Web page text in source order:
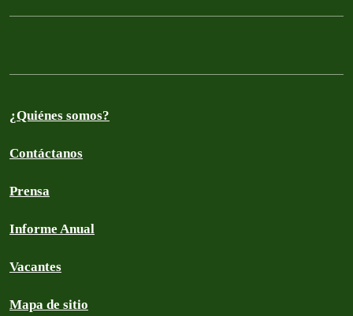
¿Quiénes somos?
Contáctanos
Prensa
Informe Anual
Vacantes
Mapa de sitio